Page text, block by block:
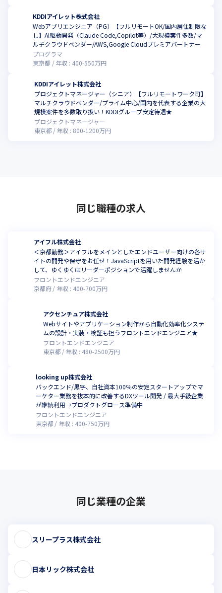
KDDIアイレット株式会社
Webアプリエンジニア（PG）【フルリモートOK/国内居住制限な
し】AI駆動開発（Claude Code,Copilot等）/大規模案件多数/マ
ルチクラウドベンダー/AWS,Google Cloudプレミアパートナー
プログラマ
東京都
年収 : 400-550万円
KDDIアイレット株式会社
プロジェクトマネージャー（シニア）【フルリモートワーク可】
マルチクラウドベンダー/プライム中心/国内を代表する企業の大
規模案件を多数取り扱い！KDDIグループ安定待遇★
プロジェクトマネージャー
東京都
年収 : 800-1200万円
同じ職種の求人
アイフル株式会社
＜京都勤務＞アイフルをメインとしたエンドユーザー向けの各サ
イトの開発や保守をお任せ！JavaScriptを用いた開発経験を活か
して、ゆくゆくはリーダーポジションで活躍しませんか
フロントエンドエンジニア
京都府
年収 : 400-700万円
アクセンチュア株式会社
Webサイトやアプリケーション制作から自動化効率化システ
ムの設計・実装・検証も担うフロントエンドエンジニア★
フロントエンドエンジニア
東京都
年収 : 480-2500万円
looking up株式会社
バックエンド/黒字、自社資本100％の安定スタートアップでマ
ーケター業務を抜本的に改善するDXツール開発 / 最大手級企業
が継続利用→プロダクトグロース準備中
フロントエンドエンジニア
東京都
年収 : 400-750万円
同じ業種の企業
スリープラス株式会社
日本リック株式会社